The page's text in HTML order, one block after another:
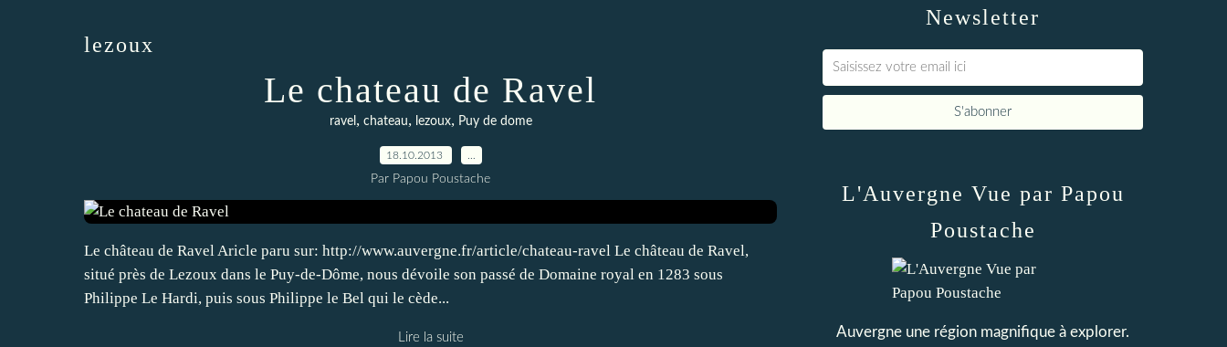
lezoux
Le chateau de Ravel
ravel, chateau, lezoux, Puy de dome
18.10.2013
Par Papou Poustache
Le château de Ravel Aricle paru sur: http://www.auvergne.fr/article/chateau-ravel Le château de Ravel,
situé près de Lezoux dans le Puy-de-Dôme, nous dévoile son passé de Domaine royal en 1283 sous
Philippe Le Hardi, puis sous Philippe le Bel qui le cède...
Lire la suite
Newsletter
L'Auvergne Vue par Papou
Poustache
Auvergne une région magnifique à explorer.